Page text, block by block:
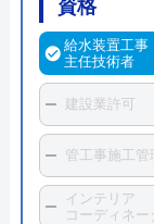
資格
給水装置工事
主任技術者
建設業許可
管工事施工管
インテリア
コーディネー